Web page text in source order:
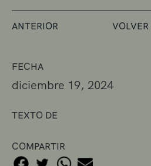
FECHA
diciembre 19, 2024
TEXTO DE
COMPARTIR
ANTERIOR VOLVER